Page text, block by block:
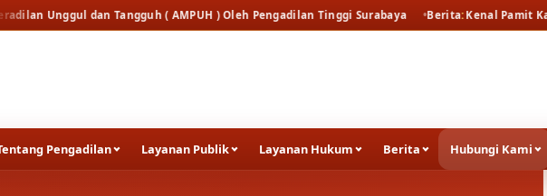
Tangguh ( AMPUH ) Oleh Pengadilan Tinggi Surabaya Berita Kenal Pamit Kapolresta Tuban
Pengadilan Layanan Publik Layanan Hukum Berita Hubungi Kami